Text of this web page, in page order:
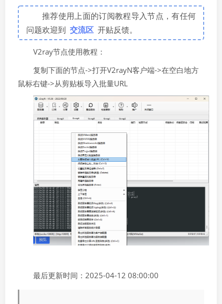
推荐使用上面的订阅教程导入节点，有任何
问题欢迎到 交流区 开贴反馈。
V2ray节点使用教程：
复制下面的节点->打开V2rayN客户端->在空白地方
鼠标右键->从剪贴板导入批量URL
最后更新时间：2025-04-12 08:00:00